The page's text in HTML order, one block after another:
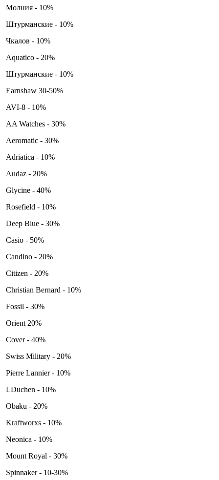
Молния - 10%
Штурманские - 10%
Чкалов - 10%
Aquatico - 20%
Штурманские - 10%
Earnshaw 30-50%
AVI-8 - 10%
AA Watches - 30%
Aeromatic - 30%
Adriatica - 10%
Audaz - 20%
Glycine - 40%
Rosefield - 10%
Deep Blue - 30%
Casio - 50%
Candino - 20%
Citizen - 20%
Christian Bernard - 10%
Fossil - 30%
Orient 20%
Cover - 40%
Swiss Military - 20%
Pierre Lannier - 10%
LDuchen - 10%
Obaku - 20%
Kraftworxs - 10%
Neonica - 10%
Mount Royal - 30%
Spinnaker - 10-30%